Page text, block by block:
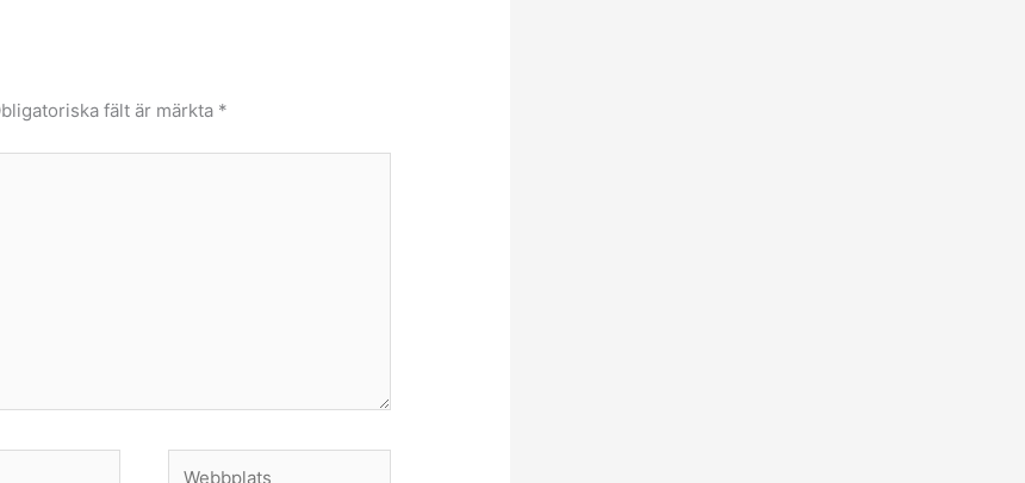
fält är märkta *